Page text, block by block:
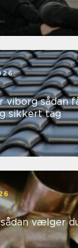
får du et
sikkert tag